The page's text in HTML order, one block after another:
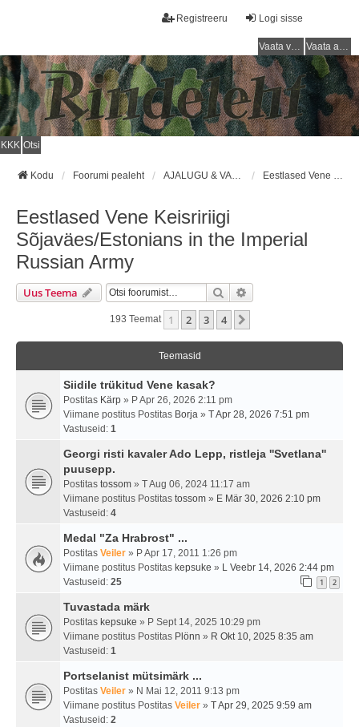
Logi sisse
Registreeru
Vaata vastamata teemasi Vaata aktiivseid teemasid
KKK Otsi
Kodu Foorumi pealeht AJALUGU & VARUSTUS (1710 - 1918) / HISTORY & EQUIPMENT (1710 - 1918) Eestlased Vene Keisririigi Sõjaväes/Estonians in the Imperial Russian Army
Eestlased Vene Keisririigi
Sõjaväes/Estonians in the Imperial
Russian Army
Uus Teema Otsi
193 Teemat 1 2 3 4
Teemasid
Siidile trükitud Vene kasak?
Postitas Kärp » P Apr 26, 2026 2:11 pm
Viimane postitus Postitas Borja » T Apr 28, 2026 7:51 pm
Vastuseid: 1
Georgi risti kavaler Ado Lepp, ristleja ''Svetlana''
puusepp.
Postitas tossom » T Aug 06, 2024 11:17 am
Viimane postitus Postitas tossom » E Mär 30, 2026 2:10 pm
Vastuseid: 4
Medal "Za Hrabrost" ...
Postitas Veiler » P Apr 17, 2011 1:26 pm
Viimane postitus Postitas kepsuke » L Veebr 14, 2026 2:44 pm
Vastuseid: 25 1 2
Tuvastada märk
Postitas kepsuke » P Sept 14, 2025 10:29 pm
Viimane postitus Postitas Plönn » R Okt 10, 2025 8:35 am
Vastuseid: 1
Portselanist mütsimärk ...
Postitas Veiler » N Mai 12, 2011 9:13 pm
Viimane postitus Postitas Veiler » T Apr 29, 2025 9:59 am
Vastuseid: 2